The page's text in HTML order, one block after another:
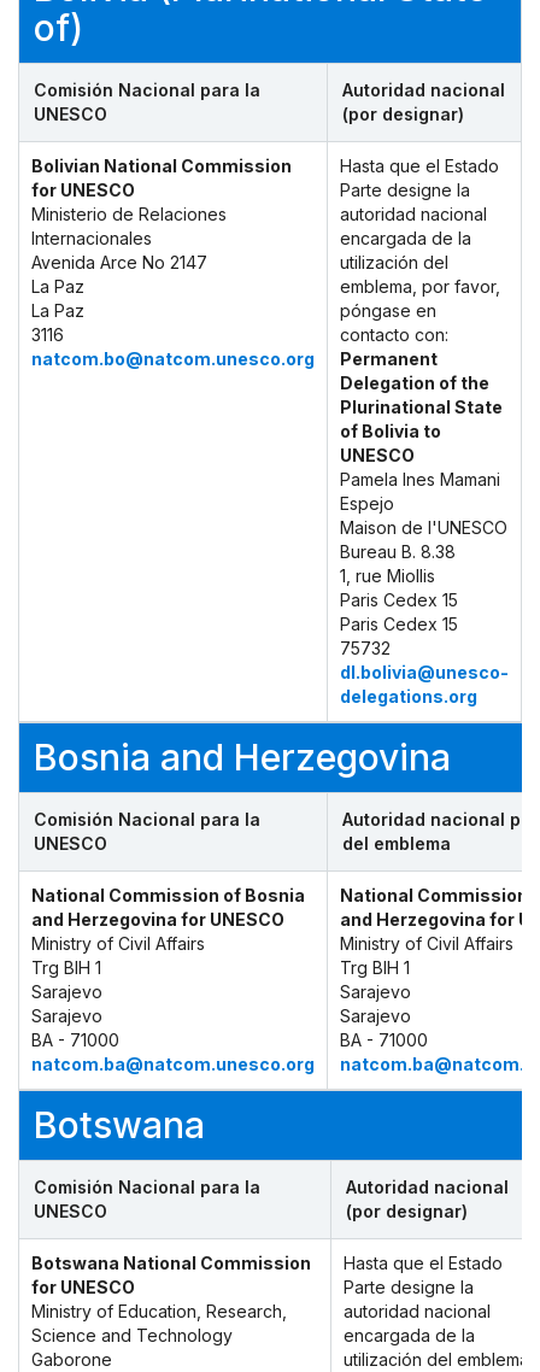
of)
Comisión Nacional para la
UNESCO
Autoridad nacional
(por designar)
Bolivian National Commission
for UNESCO
Ministerio de Relaciones
Internacionales
Avenida Arce No 2147
La Paz
La Paz
3116
natcom.bo@natcom.unesco.org
Hasta que el Estado
Parte designe la
autoridad nacional
encargada de la
utilización del
emblema, por favor,
póngase en
contacto con:
Permanent
Delegation of the
Plurinational State
of Bolivia to
UNESCO
Pamela Ines Mamani
Espejo
Maison de l'UNESCO
Bureau B. 8.38
1, rue Miollis
Paris Cedex 15
Paris Cedex 15
75732
dl.bolivia@unesco-
delegations.org
Bosnia and Herzegovina
Comisión Nacional para la
UNESCO
Autoridad nacional
del emblema
National Commission of Bosnia
and Herzegovina for UNESCO
Ministry of Civil Affairs
Trg BIH 1
Sarajevo
Sarajevo
BA - 71000
natcom.ba@natcom.unesco.org
National Commission
and Herzegovina for
Ministry of Civil Affairs
Trg BIH 1
Sarajevo
Sarajevo
BA - 71000
Botswana
Comisión Nacional para la
UNESCO
Autoridad nacional
(por designar)
Botswana National Commission
for UNESCO
Ministry of Education, Research,
Science and Technology
Gaborone
Hasta que el Estado
Parte designe la
autoridad nacional
encargada de la
utilización del emblema,